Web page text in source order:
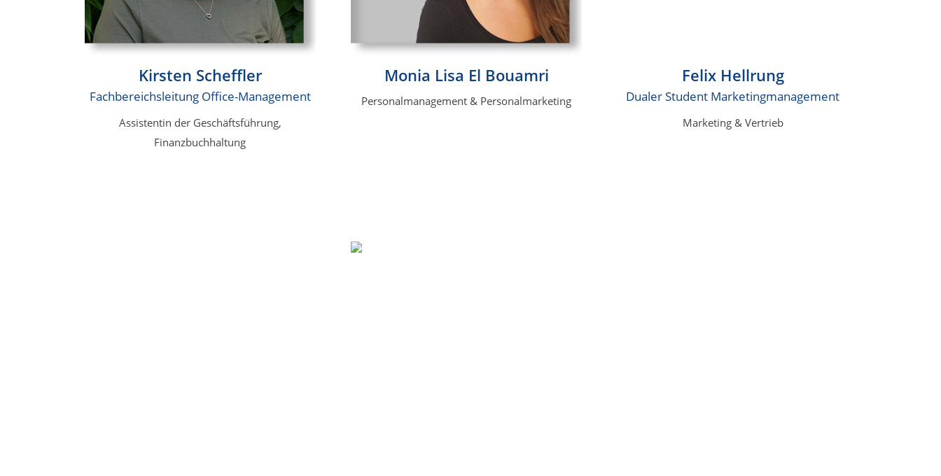
Kirsten Scheffler
Fachbereichsleitung Office-Management
Assistentin der Geschäftsführung,
Finanzbuchhaltung
Monia Lisa El Bouamri
Personalmanagement & Personalmarketing
Felix Hellrung
Dualer Student Marketingmanagement
Marketing & Vertrieb